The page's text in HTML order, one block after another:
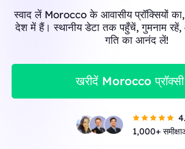
स्वाद लें Morocco के आवासीय प्रॉक्सियों
देश में हैं। स्थानीय डेटा तक पहुँचें, गुमनाम रहें,
गति का आनंद लें!
खरीदें Morocco प्रॉक्सी
1,000+